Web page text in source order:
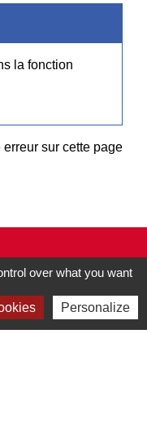
la fonction
sur cette page
over what you want
Personalize